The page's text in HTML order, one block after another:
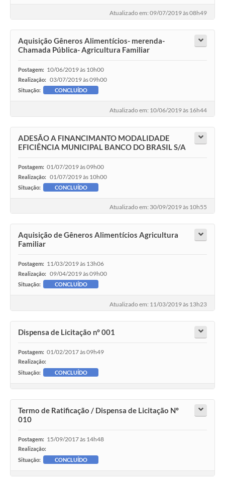
Atualizado em: 09/07/2019 às 08h49
Aquisição Gêneros Alimentícios- merenda-
Chamada Pública- Agricultura Familiar
Postagem: 10/06/2019 às 10h00
Realização: 03/07/2019 às 09h00
Situação: CONCLUÍDO
Atualizado em: 10/06/2019 às 16h44
ADESÃO A FINANCIMANTO MODALIDADE
EFICIÊNCIA MUNICIPAL BANCO DO BRASIL S/A
Postagem: 01/07/2019 às 09h00
Realização: 01/07/2019 às 10h00
Situação: CONCLUÍDO
Atualizado em: 30/09/2019 às 10h55
Aquisição de Gêneros Alimentícios Agricultura
Familiar
Postagem: 11/03/2019 às 13h06
Realização: 09/04/2019 às 09h00
Situação: CONCLUÍDO
Atualizado em: 11/03/2019 às 13h23
Dispensa de Licitação n° 001
Postagem: 01/02/2017 às 09h49
Realização:
Situação:
CONCLUÍDO
Termo de Ratificação / Dispensa de Licitação Nº
010
Postagem: 15/09/2017 às 14h48
Realização:
Situação:
CONCLUÍDO